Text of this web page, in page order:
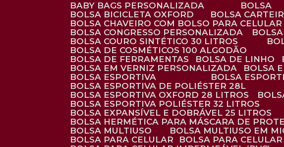
BABY BAGS PERSONALIZADA
BOLSA
BOLSA BICICLETA OXFORD
BOLSA
BOLSA CHAVEIRO COM BOLSO PARA CELULAR
BOLSA CONGRESSO PERSONALIZADA
BOLSA COURO SINTÉTICO 30 LITROS
BOLSA DE COSMÉTICOS 100 ALGODÃO
BOLSA DE FERRAMENTAS
BOLSA DE LINHO
BOLSA EM VERNIZ PERSONALIZADA
BOLSA
BOLSA ESPORTIVA
BOLSA
BOLSA ESPORTIVA DE POLIÉSTER 28L
BOLSA ESPORTIVA OXFORD 28 LITROS
BOLSA ESPORTIVA POLIÉSTER 32 LITROS
BOLSA EXPANSÍVEL E DOBRÁVEL 25 LITROS
BOLSA HERMÉTICA PARA MÁSCARA DE
BOLSA MULTIUSO
BOLSA MULTIUSO EM
BOLSA PARA CELULAR
BOLSA PARA